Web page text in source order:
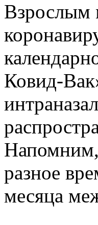
Взрослым
Ковид-
разное
месяца